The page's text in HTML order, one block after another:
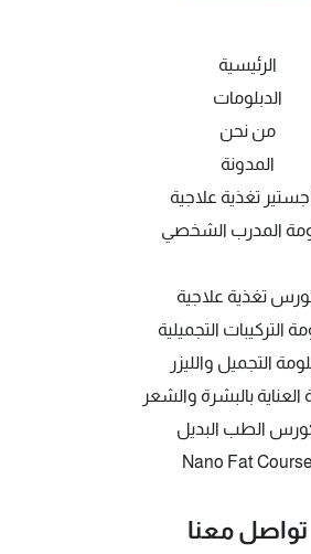
الرئيسية
الدبلومات
من نحن
المدونة
تغذية علاجية
المدرب الشخصي
تغذية علاجية
التركيبات التجميلية
التجميل والليزر
العناية بالبشرة والشعر
الطب البديل
Nano Fat Course
تواصل معنا